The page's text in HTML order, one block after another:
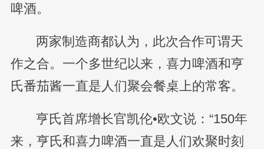
啤酒。
两家制造商都认为，此次合作可谓天
作之合。一个多世纪以来，喜力啤酒和亨
氏番茄酱一直是人们聚会餐桌上的常客。
亨氏首席增长官凯伦•欧文说：“150年
来，亨氏和喜力啤酒一直是人们欢聚时刻